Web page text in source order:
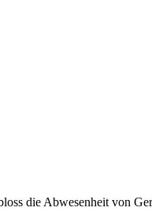
die Abwesenheit von